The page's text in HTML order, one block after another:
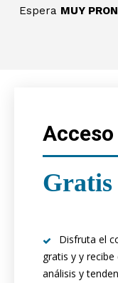
Espera MUY
Gratis
Disfruta el
gratis y y
análisis y